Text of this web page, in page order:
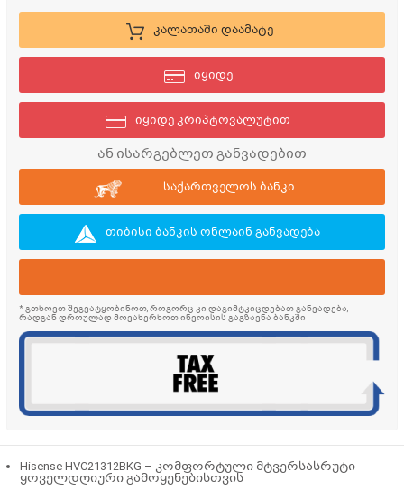
კალათაში დაამატე
იყიდე
იყიდე კრიპტოვალუტით
ან ისარგებლეთ განვადებით
საქართველოს ბანკი
თიბისი ბანკის ონლაინ განვადება
* გთხოვთ შეგვატყობინოთ, როგორც კი დაგიმტკიცდებათ განვადება,
რადგან დროულად მოვახერხოთ ინვოისის გაგზავნა ბანკში
Hisense HVC21312BKG – კომფორტული მტვერსასრუტი
ყოველდღიური გამოყენებისთვის